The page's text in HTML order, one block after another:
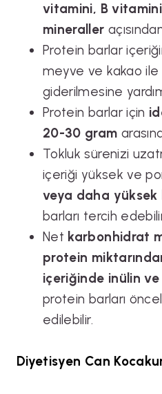
vitamini, B
mineraller
Protein barlar
meyve ve kakao ile
giderilmesine
Protein barlar için
20-30 gram
Tokluk sürenizi
içeriği yüksek ve
veya daha
barları tercih
Net karbonhidrat
protein
içeriğinde inülin
protein barları
edilebilir.
Diyetisyen Can